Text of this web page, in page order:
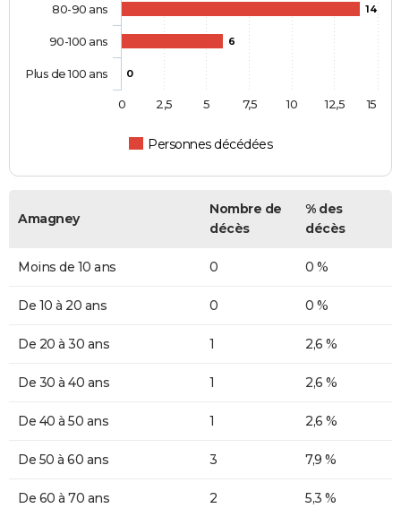
14
6
0
Personnes décédées
80-90 ans
90-100 ans
Plus de 100 ans
0 2,5 5 7,5 10 12,5 15
Amagney
Nombre de
décès
% des
décès
Moins de 10 ans 0 0 %
De 10 à 20 ans 0 0 %
De 20 à 30 ans 1 2,6 %
De 30 à 40 ans 1 2,6 %
De 40 à 50 ans 1 2,6 %
De 50 à 60 ans 3 7,9 %
De 60 à 70 ans 2 5,3 %